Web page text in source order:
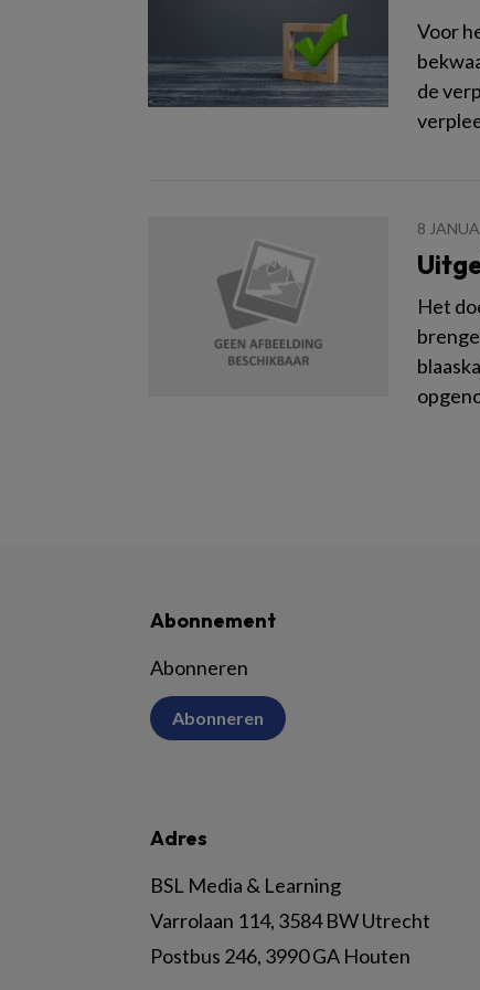
Voor
de
8
Het
Abonnement
Abonneren
Abonneren
Adres
BSL Media & Learning
Varrolaan 114, 3584 BW Utrecht
Postbus 246, 3990 GA Houten